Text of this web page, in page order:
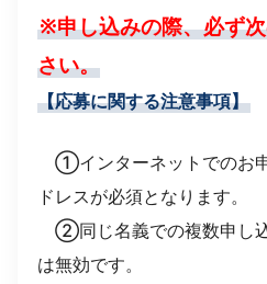
※申し込みの際、必ず
さい。
【応募に関する注意事項】
①インターネットでのお
ドレスが必須となります。
②同じ名義での複数申し
は無効です。